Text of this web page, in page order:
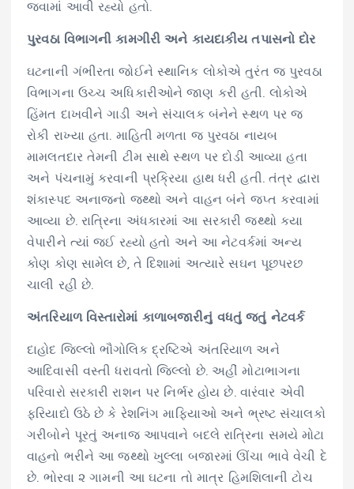
જવામાં આવી રહ્યો હતો.
પુરવઠા વિભાગની કામગીરી અને કાયદાકીય તપાસનો દોર
ઘટનાની ગંભીરતા જોઈને સ્થાનિક લોકોએ તુરંત જ પુરવઠા
વિભાગના ઉચ્ચ અધિકારીઓને જાણ કરી હતી. લોકોએ
હિંમત દાખવીને ગાડી અને સંચાલક બંનેને સ્થળ પર જ
રોકી રાખ્યા હતા. માહિતી મળતા જ પુરવઠા નાયબ
મામલતદાર તેમની ટીમ સાથે સ્થળ પર દોડી આવ્યા હતા
અને પંચનામું કરવાની પ્રક્રિયા હાથ ધરી હતી. તંત્ર દ્વારા
શંકાસ્પદ અનાજનો જથ્થો અને વાહન બંને જપ્ત કરવામાં
આવ્યા છે. રાત્રિના અંધકારમાં આ સરકારી જથ્થો કયા
વેપારીને ત્યાં જઈ રહ્યો હતો અને આ નેટવર્કમાં અન્ય
કોણ કોણ સામેલ છે, તે દિશામાં અત્યારે સઘન પૂછપરછ
ચાલી રહી છે.
અંતરિયાળ વિસ્તારોમાં કાળાબજારીનું વધતું જતું નેટવર્ક
દાહોદ જિલ્લો ભૌગોલિક દ્રષ્ટિએ અંતરિયાળ અને
આદિવાસી વસ્તી ધરાવતો જિલ્લો છે. અહીં મોટાભાગના
પરિવારો સરકારી રાશન પર નિર્ભર હોય છે. વારંવાર એવી
ફરિયાદો ઉઠે છે કે રેશનિંગ માફિયાઓ અને ભ્રષ્ટ સંચાલકો
ગરીબોને પૂરતું અનાજ આપવાને બદલે રાત્રિના સમયે મોટા
વાહનો ભરીને આ જથ્થો ખુલ્લા બજારમાં ઊંચા ભાવે વેચી દે
છે. ભોરવા ૨ ગામની આ ઘટના તો માત્ર હિમશિલાની ટોચ